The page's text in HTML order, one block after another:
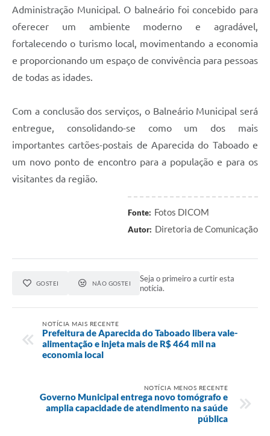
Administração Municipal. O balneário foi concebido para
oferecer um ambiente moderno e agradável,
fortalecendo o turismo local, movimentando a economia
e proporcionando um espaço de convivência para pessoas
de todas as idades.
Com a conclusão dos serviços, o Balneário Municipal será
entregue, consolidando-se como um dos mais
importantes cartões-postais de Aparecida do Taboado e
um novo ponto de encontro para a população e para os
visitantes da região.
Fonte: Fotos DICOM
Autor: Diretoria de Comunicação
GOSTEI NÃO GOSTEI
Seja o primeiro a curtir esta
notícia.
NOTÍCIA MAIS RECENTE
Prefeitura de Aparecida do Taboado libera vale-
alimentação e injeta mais de R$ 464 mil na
economia local
NOTÍCIA MENOS RECENTE
Governo Municipal entrega novo tomógrafo e
amplia capacidade de atendimento na saúde
pública